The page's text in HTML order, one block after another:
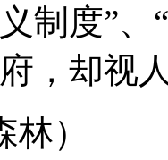
制度”
，却视
）